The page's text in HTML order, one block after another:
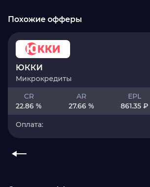
Похожие офферы
ЮККИ
Микрокредиты
CR
22.86 %
AR
27.66 %
EPL
861.35 ₽
Оплата: